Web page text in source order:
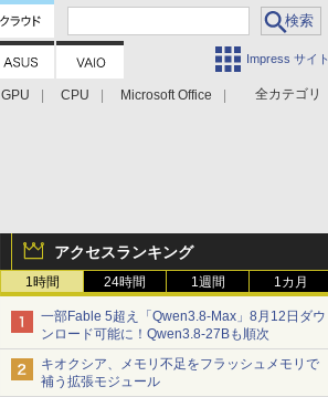
Impress サイト
全カテゴリ
GPU CPU Microsoft Office
アクセスランキング
1時間 24時間 1週間 1カ月
一部Fable 5超え「Qwen3.8-Max」8月12日ダウ
ンロード可能に！Qwen3.8-27Bも順次
キオクシア、メモリ不足をフラッシュメモリで
補う拡張モジュール